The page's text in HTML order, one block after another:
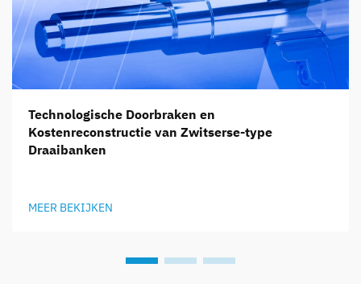
Technologische Doorbraken en
Kostenreconstructie van Zwitserse-type
Draaibanken
MEER BEKIJKEN